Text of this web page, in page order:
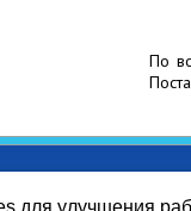
По
для улучшения